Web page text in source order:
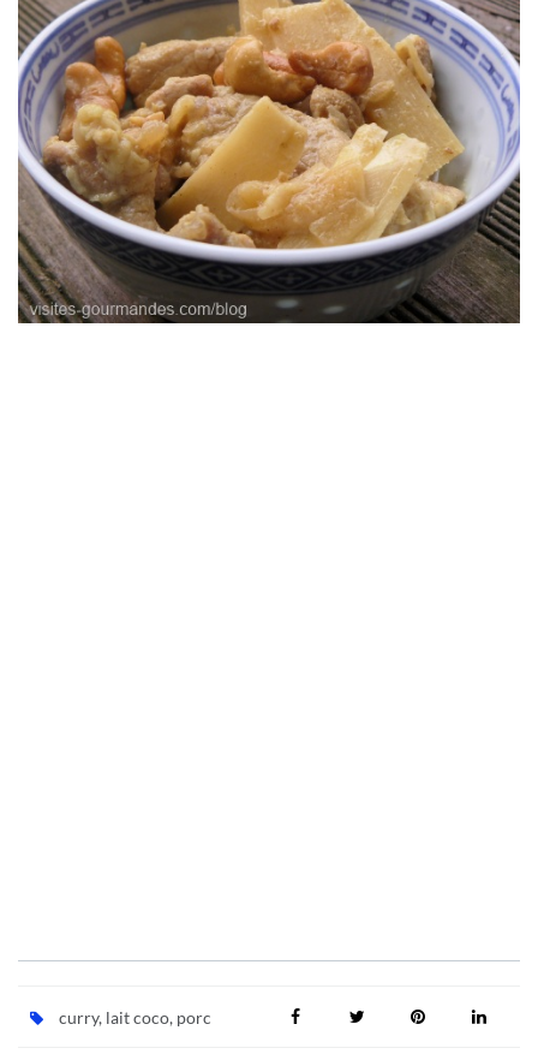
curry, lait coco, porc